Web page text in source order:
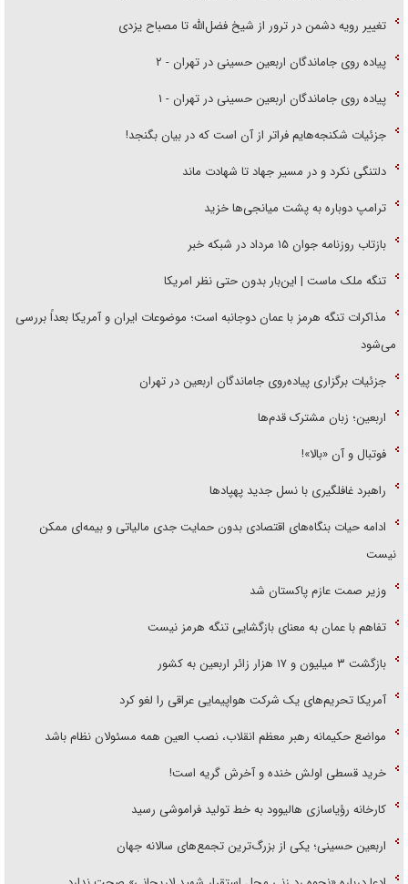
تغییر رویه دشمن در ترور از شیخ فضل‌الله تا مصباح یزدی
پیاده روی جاماندگان اربعین حسینی در تهران - ۲
پیاده روی جاماندگان اربعین حسینی در تهران - ۱
جزئیات شکنجه‌هایم فراتر از آن است که در بیان بگنجد!
دلتنگی نکرد و در مسیر جهاد تا شهادت ماند
ترامپ دوباره به پشت میانجی‌ها خزید
بازتاب روزنامه جوان ۱۵ مرداد در شبکه خبر
تنگه ملک ماست | این‌بار بدون حتی نظر امریکا
مذاکرات تنگه هرمز با عمان دوجانبه است؛ موضوعات ایران و آمریکا بعداً بررسی
می‌شود
جزئیات برگزاری پیاده‌روی جاماندگان اربعین در تهران
اربعین؛ زبان مشترک قدم‌ها
فوتبال و آن «بالا»!
راهبرد غافلگیری با نسل جدید پهپاد‌ها
ادامه حیات بنگاه‌های اقتصادی بدون حمایت جدی مالیاتی و بیمه‌ای ممکن
نیست
وزیر صمت عازم پاکستان شد
تفاهم با عمان به معنای بازگشایی تنگه هرمز نیست
بازگشت ۳ میلیون و ۱۷ هزار زائر اربعین به کشور
آمریکا تحریم‌های یک شرکت هواپیمایی عراقی را لغو کرد
مواضع حکیمانه رهبر معظم انقلاب، نصب العین همه مسئولان نظام باشد
خرید قسطی اولش خنده و آخرش گریه است!
کارخانه رؤیاسازی هالیوود به خط تولید فراموشی رسید
اربعین حسینی؛ یکی از بزرگ‌ترین تجمع‌های سالانه جهان